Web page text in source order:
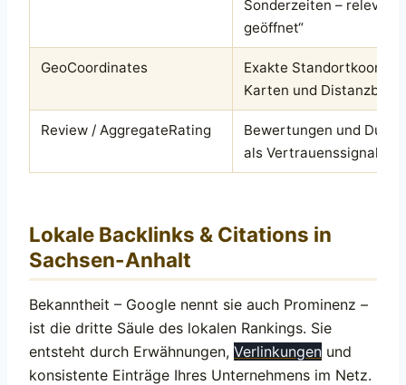
Sonderzeiten – relevant
geöffnet“
GeoCoordinates
Exakte
Karten und
Review / AggregateRating
Bewertungen und
als Vertrauenssignal
Lokale Backlinks & Citations in
Sachsen-Anhalt
Bekanntheit – Google nennt sie auch Prominenz –
ist die dritte Säule des lokalen Rankings. Sie
entsteht durch Erwähnungen, Verlinkungen und
konsistente Einträge Ihres Unternehmens im Netz.